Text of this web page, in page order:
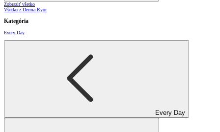
Zobraziť všetko
Všetko z Derma Ryor
Kategória
Every Day
Every Day